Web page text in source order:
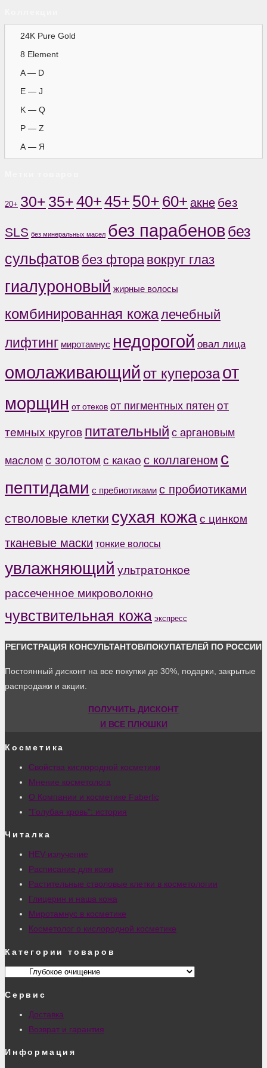
24K Pure Gold
8 Element
A — D
E — J
K — Q
P — Z
А — Я
20+ 30+ 35+40+45+ 50+ 60+ акне без
SLS без минеральных масел без парабеновбез
сульфатов без фтора вокруг глаз
гиалуроновый жирные волосы
комбинированная кожалечебный
лифтинг миротамнус недорогой овал лица
омолаживающий от куперозаот
морщин от отеков от пигментных пятен от
темных кругов питательный с аргановым
маслом с золотом с какао с коллагеном с
пептидами с пребиотиками с пробиотиками
стволовые клетки сухая кожас цинком
тканевые маски тонкие волосы
увлажняющий ультратонкое
рассеченное микроволокно
чувствительная кожа экспресс
РЕГИСТРАЦИЯ КОНСУЛЬТАНТОВ/ПОКУПАТЕЛЕЙ ПО РОССИИ
Постоянный дисконт на все покупки до 30%, подарки, закрытые
распродажи и акции.
ПОЛУЧИТЬ ДИСКОНТ
И ВСЕ ПЛЮШКИ
Косметика
Свойства кислородной косметики
Мнение косметолога
О Компании и косметике Faberlic
"Голубая кровь": история
Читалка
HEV-излучение
Расписание для кожи
Растительные стволовые клетки в косметологии
Глицерин и наша кожа
Миротамнус в косметике
Косметолог о кислородной косметике
Категории товаров
Сервис
Доставка
Возврат и гарантия
Информация